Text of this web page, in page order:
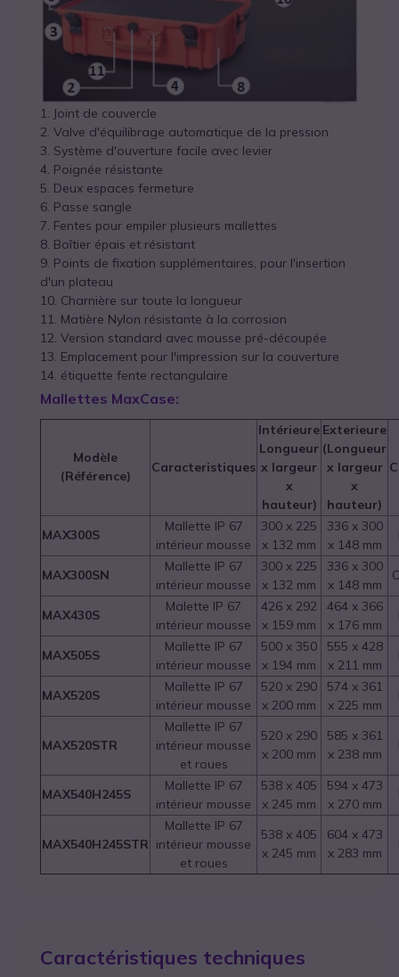
1. Joint de couvercle
2. Valve d'équilibrage automatique de la pression
3. Système d'ouverture facile avec levier
4. Poignée résistante
5. Deux espaces fermeture
6. Passe sangle
7. Fentes pour empiler plusieurs mallettes
8. Boîtier épais et résistant
9. Points de fixation supplémentaires, pour l'insertion
d'un plateau
10. Charnière sur toute la longueur
11. Matière Nylon résistante à la corrosion
12. Version standard avec mousse pré-découpée
13. Emplacement pour l'impression sur la couverture
14. étiquette fente rectangulaire
Mallettes MaxCase:
Modèle
(Référence)
Caracteristiques
Intérieure
Longueur
x largeur
x
hauteur)
Exterieure
(Longueur
x largeur
x
hauteur)
MAX300S
Mallette IP 67
intérieur mousse
300 x 225
x 132 mm
336 x 300
x 148 mm
MAX300SN
Mallette IP 67
intérieur mousse
300 x 225
x 132 mm
336 x 300
x 148 mm
MAX430S
Malette IP 67
intérieur mousse
426 x 292
x 159 mm
464 x 366
x 176 mm
MAX505S
Mallette IP 67
intérieur mousse
500 x 350
x 194 mm
555 x 428
x 211 mm
MAX520S
Mallette IP 67
intérieur mousse
520 x 290
x 200 mm
574 x 361
x 225 mm
MAX520STR
Mallette IP 67
intérieur mousse
et roues
520 x 290
x 200 mm
585 x 361
x 238 mm
MAX540H245S
Mallette IP 67
intérieur mousse
538 x 405
x 245 mm
594 x 473
x 270 mm
MAX540H245STR
Mallette IP 67
intérieur mousse
et roues
538 x 405
x 245 mm
604 x 473
x 283 mm
Caractéristiques techniques